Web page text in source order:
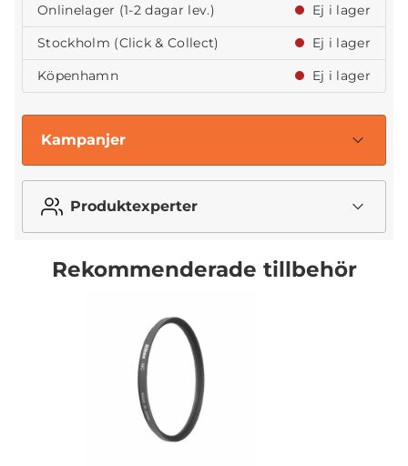
Onlinelager (1-2 dagar lev.)
Ej i lager
Stockholm (Click & Collect)
Ej i lager
Köpenhamn
Ej i lager
Kampanjer
Produktexperter
Rekommenderade tillbehör